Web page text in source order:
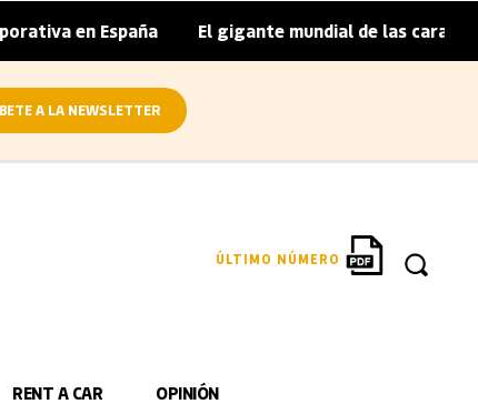
en España | El gigante mundial de las
A LA NEWSLETTER
ÚLTIMO NÚMERO
RENT A CAR OPINIÓN